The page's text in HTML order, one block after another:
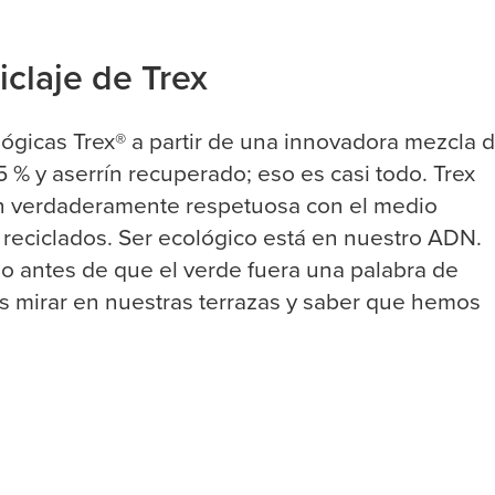
de Trex
Trex® a partir de una innovadora mezcla
y aserrín recuperado; eso es casi todo. Trex
respetuosa con el medio
Ser ecológico está en nuestro ADN.
antes de que el verde fuera una palabra de
en nuestras terrazas y saber que hemos